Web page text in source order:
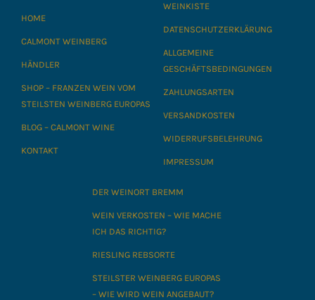
HOME
CALMONT WEINBERG
HÄNDLER
SHOP – FRANZEN WEIN VOM
STEILSTEN WEINBERG EUROPAS
BLOG – CALMONT WINE
KONTAKT
WEINKISTE
DATENSCHUTZERKLÄRUNG
ALLGEMEINE
GESCHÄFTSBEDINGUNGEN
ZAHLUNGSARTEN
VERSANDKOSTEN
WIDERRUFSBELEHRUNG
IMPRESSUM
DER WEINORT BREMM
WEIN VERKOSTEN – WIE MACHE
ICH DAS RICHTIG?
RIESLING REBSORTE
STEILSTER WEINBERG EUROPAS
– WIE WIRD WEIN ANGEBAUT?